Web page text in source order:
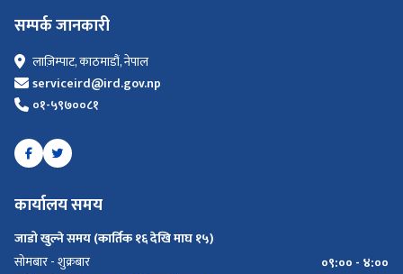
सम्पर्क जानकारी
लाज़िम्पाट, काठमाडौं, नेपाल
serviceird@ird.gov.np
०१-५९७००८१
कार्यालय समय
जाडो खुल्ने समय (कार्तिक १६ देखि माघ १५)
सोमबार - शुक्रबार
०९:०० - ४:००